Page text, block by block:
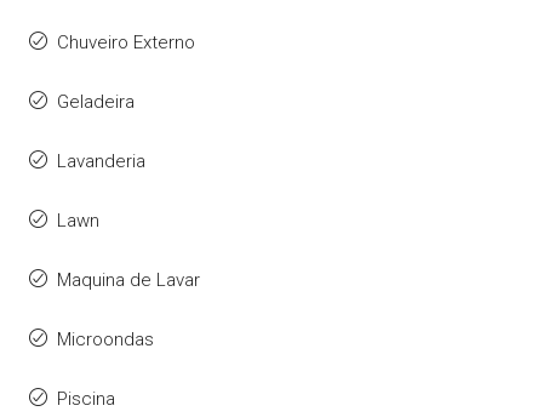
Chuveiro Externo
Geladeira
Lavanderia
Lawn
Maquina de Lavar
Microondas
Piscina